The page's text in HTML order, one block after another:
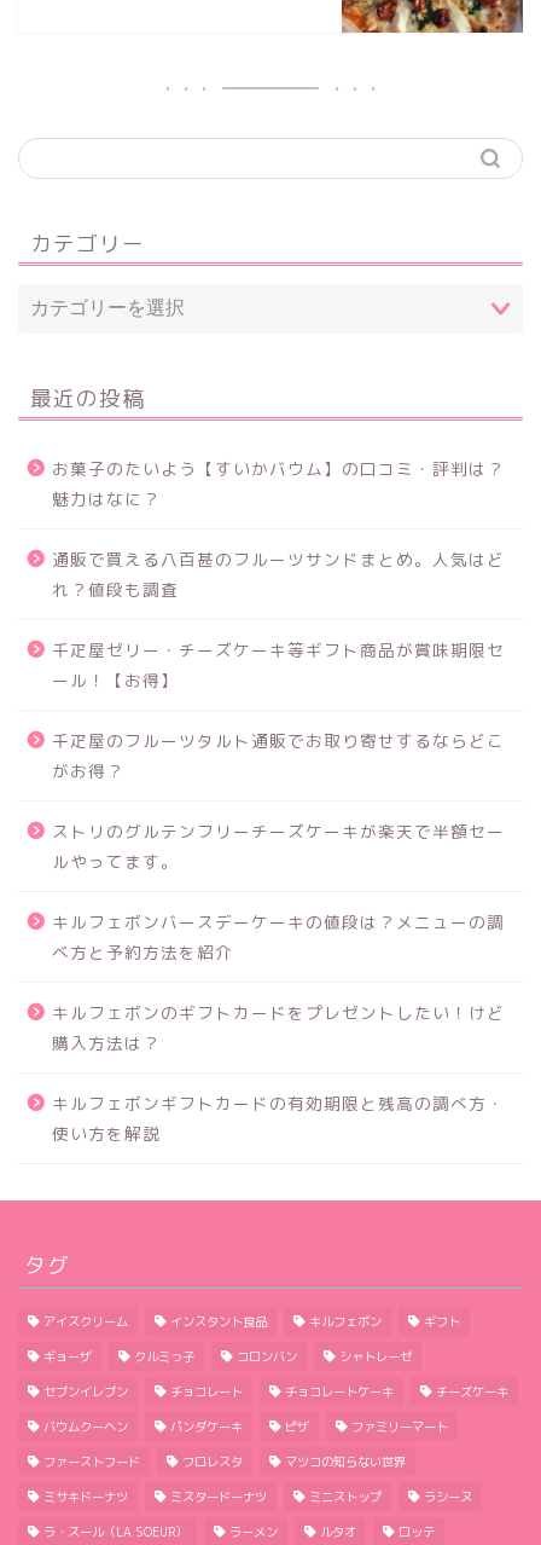
カテゴリー
最近の投稿
お菓子のたいよう【すいかバウム】の口コミ・評判は？
魅力はなに？
通販で買える八百甚のフルーツサンドまとめ。人気はど
れ？値段も調査
千疋屋ゼリー・チーズケーキ等ギフト商品が賞味期限セ
ール！【お得】
千疋屋のフルーツタルト通販でお取り寄せするならどこ
がお得？
ストリのグルテンフリーチーズケーキが楽天で半額セー
ルやってます。
キルフェボンバースデーケーキの値段は？メニューの調
べ方と予約方法を紹介
キルフェボンのギフトカードをプレゼントしたい！けど
購入方法は？
キルフェボンギフトカードの有効期限と残高の調べ方・
使い方を解説
タグ
アイスクリーム インスタント食品 キルフェボン ギフト
ギョーザ クルミっ子 コロンバン シャトレーゼ
セブンイレブン チョコレート チョコレートケーキ チーズケーキ
バウムクーヘン パンダケーキ ピザ ファミリーマート
ファーストフード フロレスタ マツコの知らない世界
ミサキドーナツ ミスタードーナツ ミニストップ ラシーヌ
ラ・スール（LA SOEUR） ラーメン ルタオ ロッテ